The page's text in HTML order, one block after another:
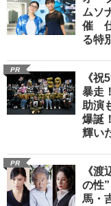
ムソ
催 仕
る特
PR
《
暴走
助演
爆誕
輝い
PR
《
の性
馬・